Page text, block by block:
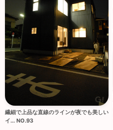
繊細で上品な直線のラインが夜でも美しい
イ... NO.93